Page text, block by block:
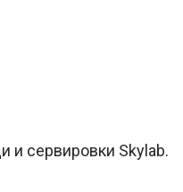
и сервировки Skylab.